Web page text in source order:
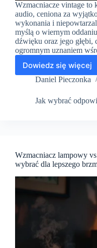
Wzmacniacze vintage to
audio, ceniona za
wykonania i
myślą o wiernym
dźwięku oraz jego głębi,
ogromnym uznaniem
Dowiedz się więcej
Klasyczne
–
Daniel Pieczonka
Jak wybrać
Wzmacniacz lampowy
wybrać dla lepszego